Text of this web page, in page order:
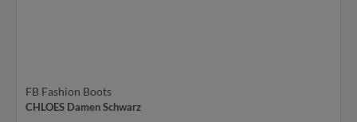
FB Fashion Boots
CHLOES Damen Schwarz